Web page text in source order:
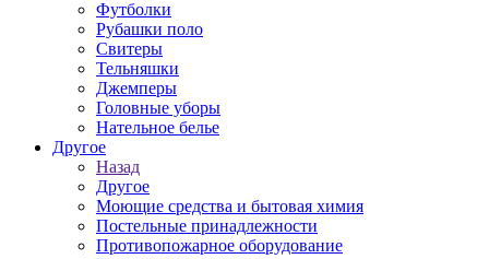
Футболки
Рубашки поло
Свитеры
Тельняшки
Джемперы
Головные уборы
Нательное белье
Другое
Назад
Другое
Моющие средства и бытовая химия
Постельные принадлежности
Противопожарное оборудование